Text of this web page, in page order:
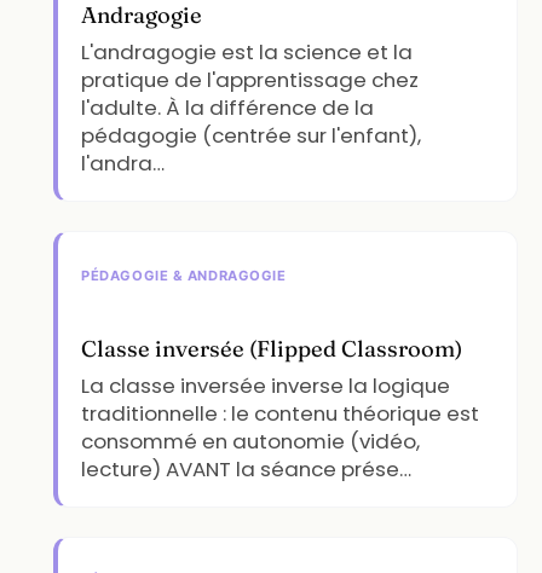
Andragogie
L'andragogie est la science et la
pratique de l'apprentissage chez
l'adulte. À la différence de la
pédagogie (centrée sur l'enfant),
l'andra…
PÉDAGOGIE & ANDRAGOGIE
Classe inversée (Flipped Classroom)
La classe inversée inverse la logique
traditionnelle : le contenu théorique est
consommé en autonomie (vidéo,
lecture) AVANT la séance prése…